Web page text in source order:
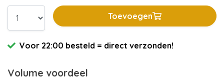
Toevoegen
Voor 22:00 besteld = direct verzonden!
Volume voordeel